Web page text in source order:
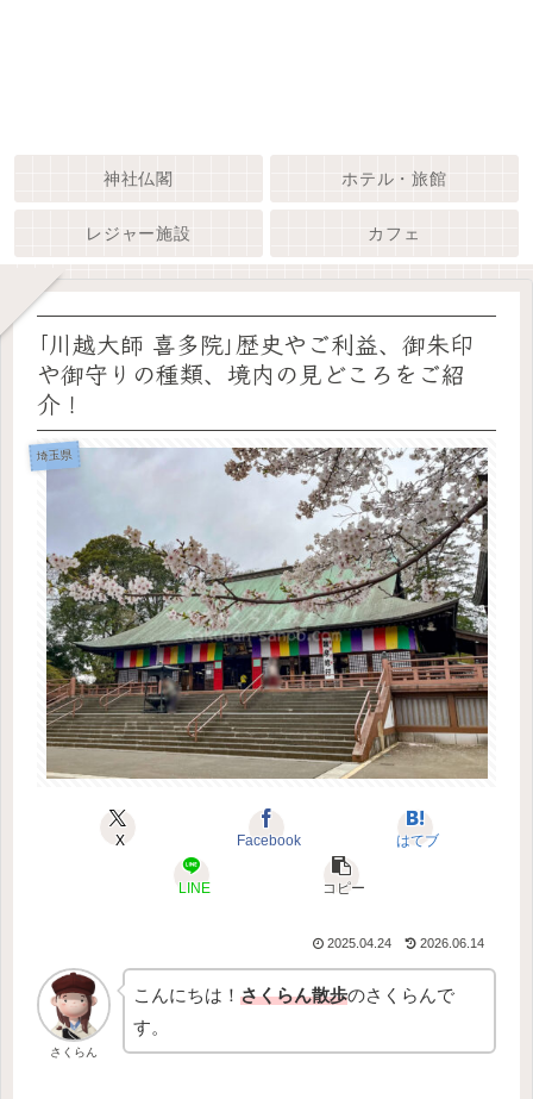
神社仏閣 ホテル・旅館
レジャー施設 カフェ
｢川越大師 喜多院｣歴史やご利益、御朱印
や御守りの種類、境内の見どころをご紹
介！
埼玉県
X Facebook はてブ
LINE コピー
2025.04.24 2026.06.14
さくらん
こんにちは！ さくらん散歩のさくらんで
す。